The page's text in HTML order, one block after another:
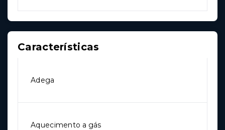
Características
Adega
Aquecimento a gás